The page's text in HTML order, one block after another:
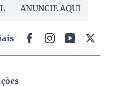
ANUNCIE AQUI